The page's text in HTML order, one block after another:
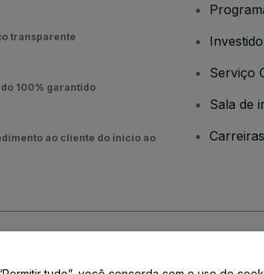
transparente
100% garantido
ao cliente do início ao
Serviço
Sala de
Carreiras